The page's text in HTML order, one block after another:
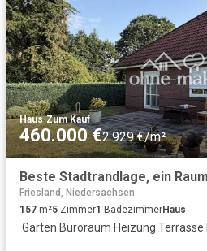
Haus·Zum Kauf
460.000 €2.929 €/m²
Friesland, Niedersachsen
157 m²5 Zimmer1 BadezimmerHaus
·Garten·Büroraum·Heizung·Terrasse·